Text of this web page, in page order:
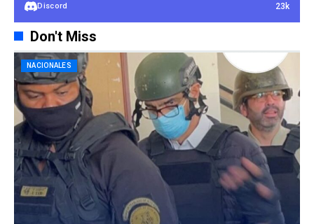
Discord 23k
Don't Miss
NACIONALES